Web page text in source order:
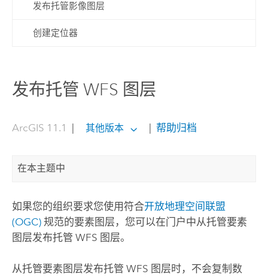
发布托管影像图层
创建定位器
发布托管 WFS 图层
ArcGIS 11.1 其他版本 帮助归档
在本主题中
如果您的组织要求您使用符合开放地理空间联盟
(OGC)规范的要素图层，您可以在门户中从托管要素
图层发布托管 WFS 图层。
从托管要素图层发布托管 WFS 图层时，不会复制数